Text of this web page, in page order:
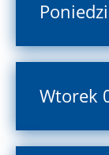
Wtorek